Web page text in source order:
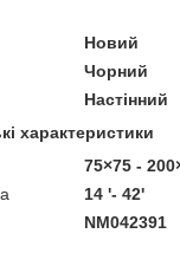
Новий
Чорний
Настінний
характеристики
75×75 -
14 '- 42'
NM042391